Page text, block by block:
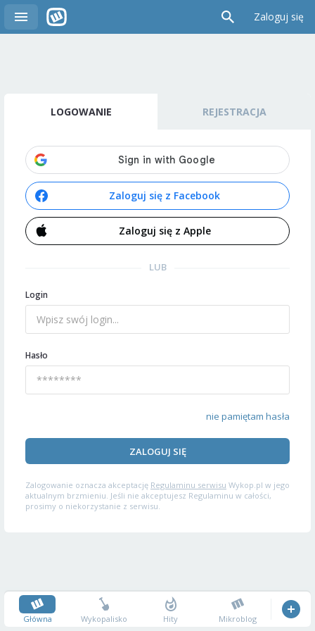
Zaloguj się
LOGOWANIE REJESTRACJA
Zaloguj się z Facebook
Zaloguj się z Apple
LUB
Login
Hasło
nie pamiętam hasła
ZALOGUJ SIĘ
Zalogowanie oznacza akceptację Regulaminu serwisu Wykop.pl w jego
aktualnym brzmieniu. Jeśli nie akceptujesz Regulaminu w całości,
prosimy o niekorzystanie z serwisu.
Główna Wykopalisko Hity Mikroblog